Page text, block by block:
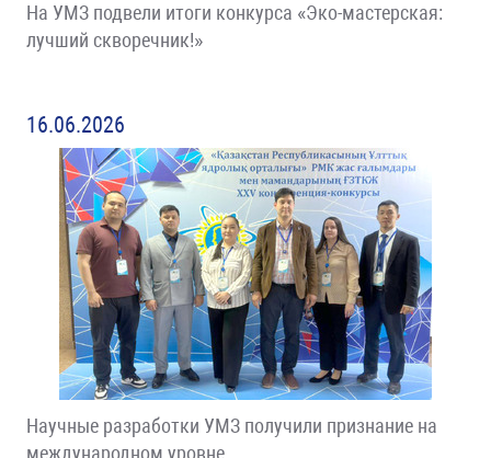
На УМЗ подвели итоги конкурса «Эко-мастерская:
лучший скворечник!»
16.06.2026
Научные разработки УМЗ получили признание на
международном уровне